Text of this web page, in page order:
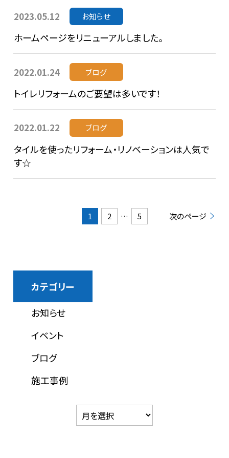
2023.05.12 お知らせ
ホームページをリニューアルしました。
2022.01.24 ブログ
トイレリフォームのご要望は多いです！
2022.01.22 ブログ
タイルを使ったリフォーム・リノベーションは人気で
す☆
1 2 … 5 次のページ
カテゴリー
お知らせ
イベント
ブログ
施工事例